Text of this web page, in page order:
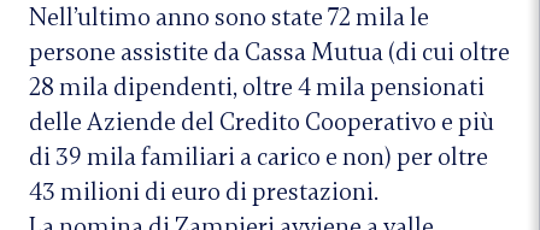
Nell’ultimo anno sono state 72 mila le
persone assistite da Cassa Mutua (di cui oltre
28 mila dipendenti, oltre 4 mila pensionati
delle Aziende del Credito Cooperativo e più
di 39 mila familiari a carico e non) per oltre
43 milioni di euro di prestazioni.